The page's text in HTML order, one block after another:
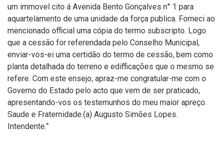
um immovel cito á Avenida Bento Gonçalves n° 1 para
aquartelamento de uma unidade da força publica. Forneci ao
mencionado official uma cópia do termo subscripto. Logo
que a cessão for referendada pelo Conselho Municipal,
enviar-vos-ei uma certidão do termo de cessão, bem como
planta detalhada do terreno e edifficações que o mesmo se
refere. Com este ensejo, apraz-me congratular-me com o
Governo do Estado pelo acto que vem de ser praticado,
apresentando-vos os testemunhos do meu maior apreço.
Saude e Fraternidade.(a) Augusto Simões Lopes.
Intendente.”